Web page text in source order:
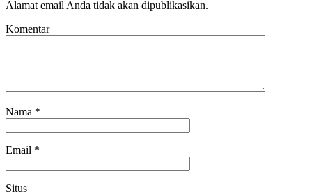
Alamat email Anda tidak akan dipublikasikan.
Komentar
Nama *
Email *
Situs